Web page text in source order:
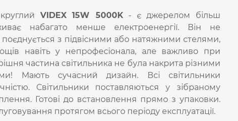
VIDEX 15W 5000K- є джерелом більш
набагато менше електроенергії. Він не
поєднується з підвісними або натяжними стелями,
навіть у непрофесіонала, але важливо при
частина світильника не була накрита різними
Мають сучасний дизайн. Всі світильники
Світильники поставляються у зібраному
Готові до встановлення прямо з упаковки.
протягом всього періоду експлуатації.